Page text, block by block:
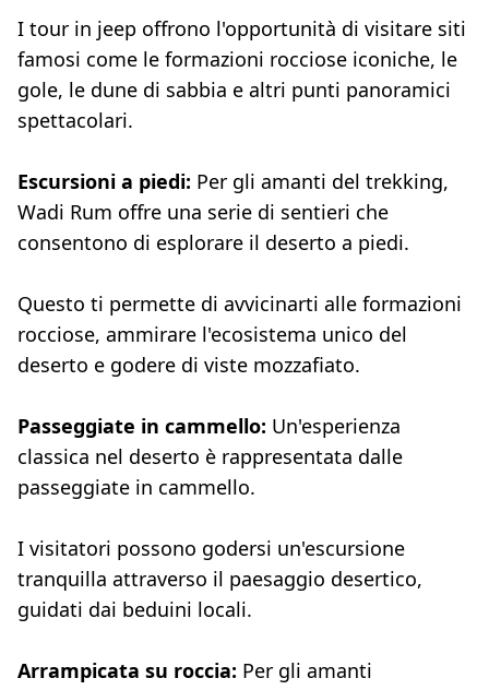
I tour in jeep offrono l'opportunità di visitare siti
famosi come le formazioni rocciose iconiche, le
gole, le dune di sabbia e altri punti panoramici
spettacolari.
Escursioni a piedi: Per gli amanti del trekking,
Wadi Rum offre una serie di sentieri che
consentono di esplorare il deserto a piedi.
Questo ti permette di avvicinarti alle formazioni
rocciose, ammirare l'ecosistema unico del
deserto e godere di viste mozzafiato.
Passeggiate in cammello: Un'esperienza
classica nel deserto è rappresentata dalle
passeggiate in cammello.
I visitatori possono godersi un'escursione
tranquilla attraverso il paesaggio desertico,
guidati dai beduini locali.
Arrampicata su roccia: Per gli amanti